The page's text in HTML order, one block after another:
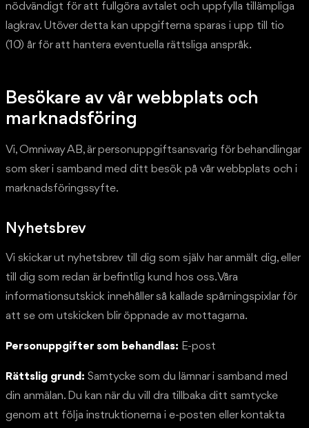
nödvändigt för att fullgöra avtalet och uppfylla tillämpliga
lagkrav. Utöver detta kan uppgifterna sparas i upp till tio
(10) år för att hantera eventuella rättsliga anspråk.
Besökare av vår webbplats och
marknadsföring
Vi, Omniway AB, är personuppgiftsansvarig för behandlingar
som sker i samband med ditt besök på vår webbplats och i
marknadsföringssyfte.
Nyhetsbrev
Vi skickar ut nyhetsbrev till dig som själv har anmält dig, eller
till dig som redan är befintlig kund hos oss. Våra
informationsutskick innehåller så kallade spårningspixlar för
att se om utskicken blir öppnade av mottagarna.
Personuppgifter som behandlas: E-post
Rättslig grund: Samtycke som du lämnar i samband med
din anmälan. Du kan när du vill dra tillbaka ditt samtycke
genom att följa instruktionerna i e-posten eller kontakta